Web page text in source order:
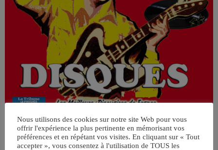
Nous utilisons des cookies sur notre site Web pour vous
offrir l'expérience la plus pertinente en mémorisant vos
préférences et en répétant vos visites. En cliquant sur « Tout
accepter », vous consentez à l'utilisation de TOUS les